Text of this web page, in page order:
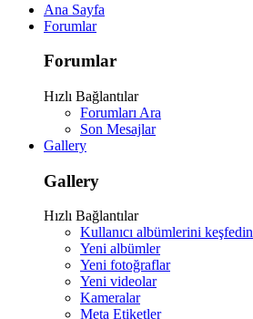
Ana Sayfa
Forumlar
Forumlar
Hızlı Bağlantılar
Forumları Ara
Son Mesajlar
Gallery
Gallery
Hızlı Bağlantılar
Kullanıcı albümlerini keşfedin
Yeni albümler
Yeni fotoğraflar
Yeni videolar
Kameralar
Meta Etiketler